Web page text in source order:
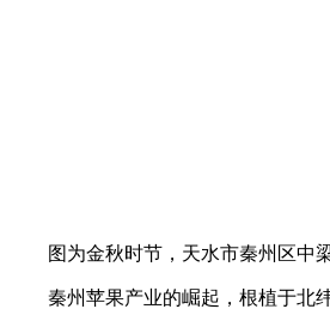
图为金秋时节，天水市秦州区中
秦州苹果产业的崛起，根植于北纬